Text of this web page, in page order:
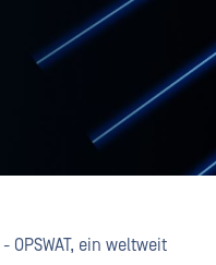
- OPSWAT, ein weltweit